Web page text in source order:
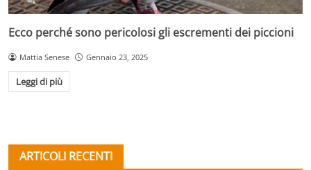
Ecco perché sono pericolosi gli escrementi dei piccioni
Mattia Senese Gennaio 23, 2025
Leggi di più
ARTICOLI RECENTI